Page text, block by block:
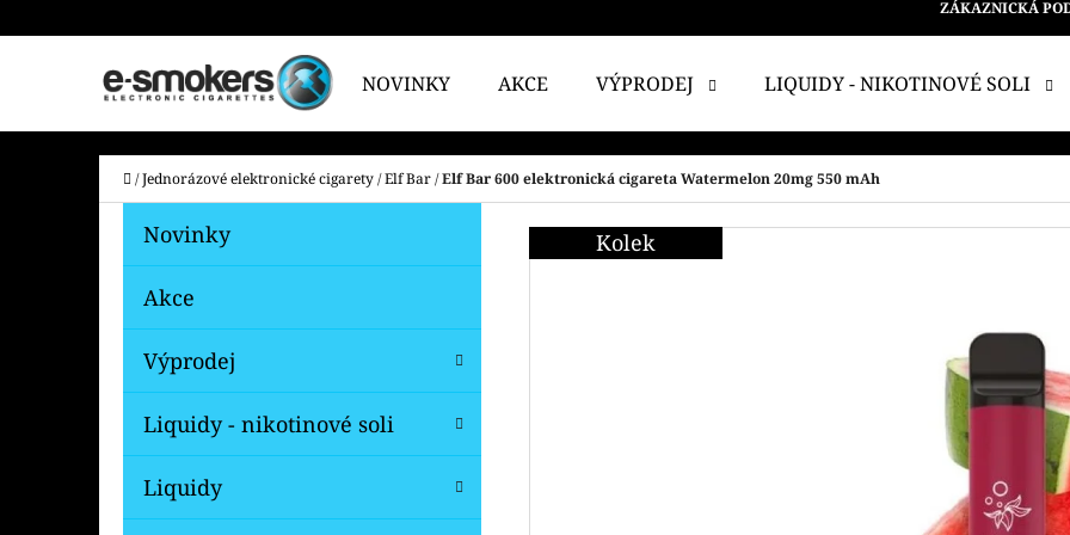
ZÁKAZNICKÁ
NOVINKY AKCE VÝPRODEJ LIQUIDY - NIKOTINOVÉ SOLI
Domů
/Jednorázové elektronické cigarety/Elf Bar/Elf Bar 600 elektronická cigareta Watermelon 20mg 550 mAh
O
N
Přeskočit
kategorie
K
T
G
R
E
Novinky
Akce
Výprodej
Liquidy - nikotinové soli
Liquidy
Kolek
Í
do
obchodu
do
obchodu
CO POTŘEBUJETE NAJÍT?